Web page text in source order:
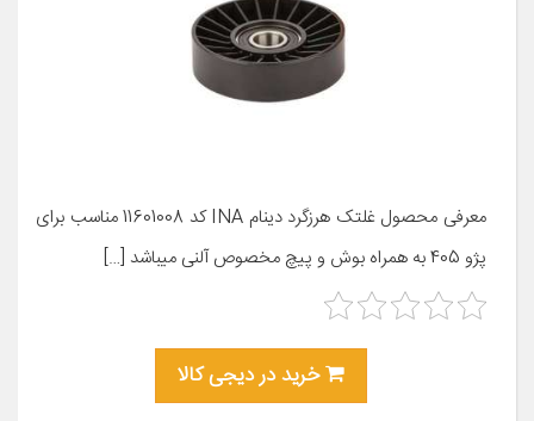
معرفی محصول غلتک هرزگرد دینام INA کد 11601008 مناسب برای
پژو 405 به همراه بوش و پیچ مخصوص آلنی میباشد […]
خرید در دیجی کالا